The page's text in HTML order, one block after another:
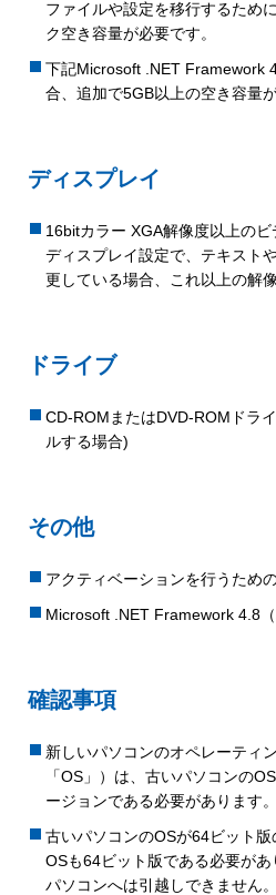
ファイルや設定を移行するため
ク空き容量が必要です。
下記Microsoft .NET Framework
合、追加で5GB以上の空き容量
ディスプレイ
16bitカラー XGA解像度以上の
ディスプレイ設定で、テキスト
更している場合、これ以上の解
ドライブ
CD-ROMまたはDVD-ROMドラ
ルする場合)
その他
アクティベーションを行うため
Microsoft .NET Framework 4.8
確認事項
新しいパソコンのオペレーティ
「OS」）は、古いパソコンの
ージョンである必要があります。
古いパソコンのOSが64ビット
OSも64ビット版である必要が
パソコンへは引越しできません。